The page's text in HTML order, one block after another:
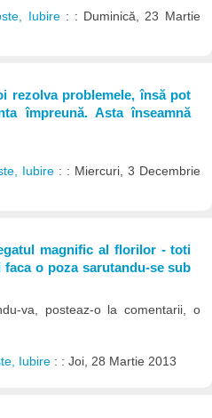
Iubire : : Duminică, 23 Martie
rezolva problemele, însă pot
împreună. Asta înseamnă
Iubire : : Miercuri, 3 Decembrie
magnific al florilor - toti
o poza sarutandu-se sub
va, posteaz-o la comentarii, o
Iubire : : Joi, 28 Martie 2013